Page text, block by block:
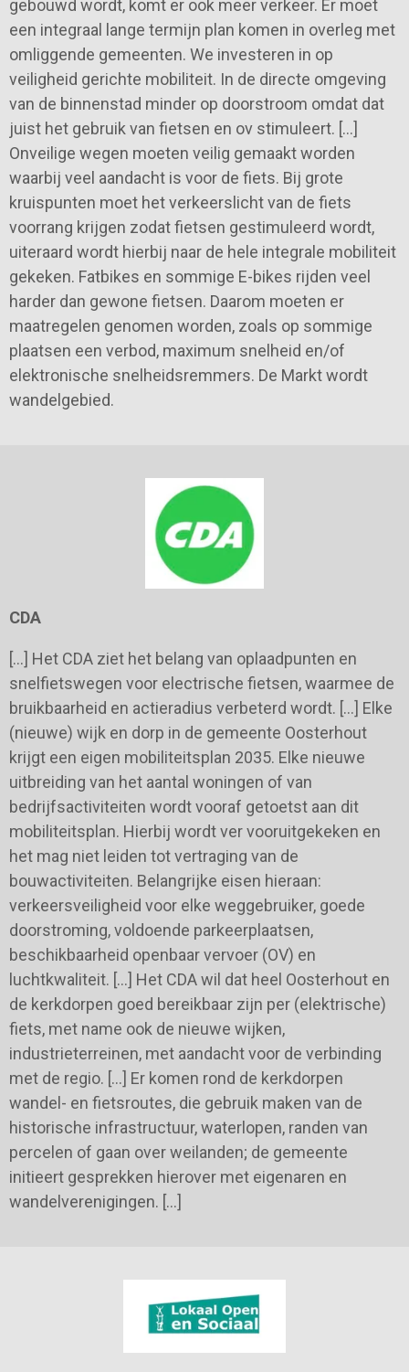
gebouwd wordt, komt er ook meer verkeer. Er moet
een integraal lange termijn plan komen in overleg met
omliggende gemeenten. We investeren in op
veiligheid gerichte mobiliteit. In de directe omgeving
van de binnenstad minder op doorstroom omdat dat
juist het gebruik van fietsen en ov stimuleert. […]
Onveilige wegen moeten veilig gemaakt worden
waarbij veel aandacht is voor de fiets. Bij grote
kruispunten moet het verkeerslicht van de fiets
voorrang krijgen zodat fietsen gestimuleerd wordt,
uiteraard wordt hierbij naar de hele integrale mobiliteit
gekeken. Fatbikes en sommige E-bikes rijden veel
harder dan gewone fietsen. Daarom moeten er
maatregelen genomen worden, zoals op sommige
plaatsen een verbod, maximum snelheid en/of
elektronische snelheidsremmers. De Markt wordt
wandelgebied.
CDA
[…] Het CDA ziet het belang van oplaadpunten en
snelfietswegen voor electrische fietsen, waarmee de
bruikbaarheid en actieradius verbeterd wordt. […] Elke
(nieuwe) wijk en dorp in de gemeente Oosterhout
krijgt een eigen mobiliteitsplan 2035. Elke nieuwe
uitbreiding van het aantal woningen of van
bedrijfsactiviteiten wordt vooraf getoetst aan dit
mobiliteitsplan. Hierbij wordt ver vooruitgekeken en
het mag niet leiden tot vertraging van de
bouwactiviteiten. Belangrijke eisen hieraan:
verkeersveiligheid voor elke weggebruiker, goede
doorstroming, voldoende parkeerplaatsen,
beschikbaarheid openbaar vervoer (OV) en
luchtkwaliteit. […] Het CDA wil dat heel Oosterhout en
de kerkdorpen goed bereikbaar zijn per (elektrische)
fiets, met name ook de nieuwe wijken,
industrieterreinen, met aandacht voor de verbinding
met de regio. […] Er komen rond de kerkdorpen
wandel- en fietsroutes, die gebruik maken van de
historische infrastructuur, waterlopen, randen van
percelen of gaan over weilanden; de gemeente
initieert gesprekken hierover met eigenaren en
wandelverenigingen. […]